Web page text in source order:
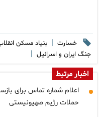
خسارت | بنیاد مسکن
جنگ ایران و اسرائیل |
اخبار مرتبط
اعلام شماره تماس برای
حملات رژیم صهیونیستی